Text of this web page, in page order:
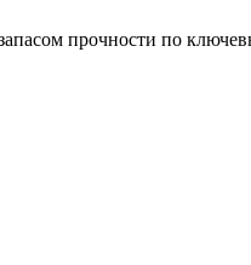
прочности по